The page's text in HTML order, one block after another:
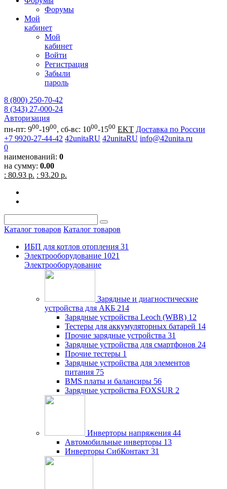
Форумы
Мой
кабинет
Мой
кабинет
Войти
Регистрация
Забыли
пароль
8 (800) 250-70-42
8 (343) 27-000-24
Авторизация
пн-пт: 900-1900, сб-вс: 1000-1500 EKT Доставка по России
+7 9920-27-44-42 42unitaRU 42unitaRU info@42unita.ru
0
наименований: 0
на сумму: 0.00
: 80.93 р. : 93.20 р.
Каталог товаров Каталог товаров
ИБП для котлов отопления 31
Электрооборудование 1021
Электрооборудование
Зарядные и диагностические
устройства для АКБ 214
Зарядные устройства Leoch (WBR) 12
Тестеры для аккумуляторных батарей 14
Прочие зарядные устройства 31
Зарядные устройства для смартфонов 24
Прочие тестеры 1
Зарядные устройства для элементов
питания 75
BMS платы и балансиры 56
Зарядные устройства FOXSUR 2
Инверторы напряжения 44
Автомобильные инверторы 13
Инверторы СибКонтакт 31